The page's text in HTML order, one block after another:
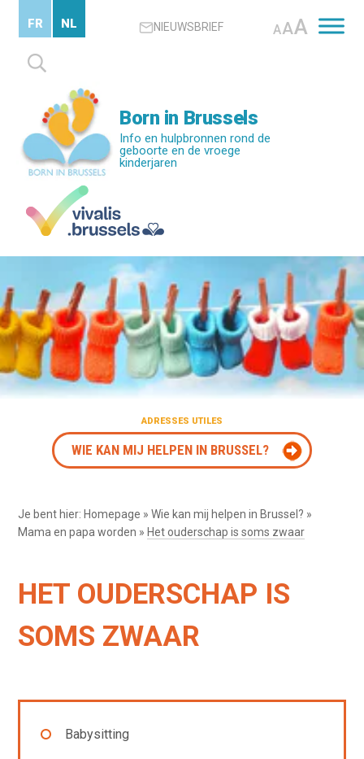
content
NIEUWSBRIEF AAA
Zoeken
naar:
FR NL
Born in Brussels
Info en hulpbronnen rond de
geboorte en de vroege
kinderjaren
ADRESSES UTILES
WIE KAN MIJ HELPEN IN BRUSSEL?
Je bent hier: Homepage »Wie kan mij helpen in Brussel? »
Mama en papa worden » Het ouderschap is soms zwaar
HET OUDERSCHAP IS
SOMS ZWAAR
Babysitting